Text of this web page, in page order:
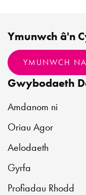
Gwybodaeth
Amdanom ni
Oriau Agor
Aelodaeth
Gyrfa
Profiadau Rhodd
Ymunwch â'n
YMUNWCH